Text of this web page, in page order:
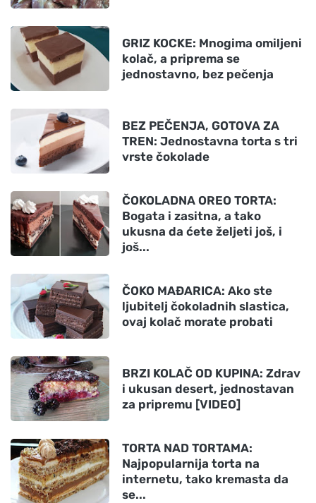
GRIZ KOCKE: Mnogima omiljeni
kolač, a priprema se
jednostavno, bez pečenja
BEZ PEČENJA, GOTOVA ZA
TREN: Jednostavna torta s tri
vrste čokolade
ČOKOLADNA OREO TORTA:
Bogata i zasitna, a tako
ukusna da ćete željeti još, i
još...
ČOKO MAĐARICA: Ako ste
ljubitelj čokoladnih slastica,
ovaj kolač morate probati
BRZI KOLAČ OD KUPINA: Zdrav
i ukusan desert, jednostavan
za pripremu [VIDEO]
TORTA NAD TORTAMA:
Najpopularnija torta na
internetu, tako kremasta da
se...